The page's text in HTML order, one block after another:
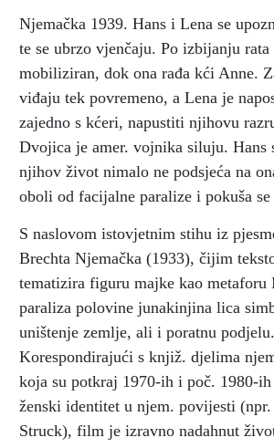
Njemačka 1939. Hans i Lena se
te se ubrzo vjenčaju. Po izbijanju
mobiliziran, dok ona rađa kći Anne.
viđaju tek povremeno, a Lena je
zajedno s kćeri, napustiti njihovu
Dvojica je amer. vojnika siluju. Hans
njihov život nimalo ne podsjeća na
oboli od facijalne paralize i pokuša
S naslovom istovjetnim stihu iz
Brechta Njemačka (1933), čijim
tematizira figuru majke kao metaforu
paraliza polovine junakinjina lica
uništenje zemlje, ali i poratnu podjelu.
Korespondirajući s knjiž. djelima
koja su potkraj 1970-ih i poč. 1980-
ženski identitet u njem. povijesti
Struck), film je izravno nadahnut